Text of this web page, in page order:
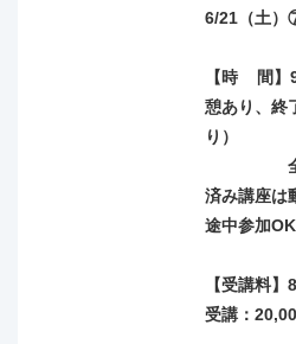
カリキュラムはこちらです↓
【基礎5期日程とカリキュラム】
※2025/11/29(土)のみ自己紹
6/21（土）
【時 間】
憩あり、終
り）
全7回
済み講座は
途中参加OK
【受講料
受講：